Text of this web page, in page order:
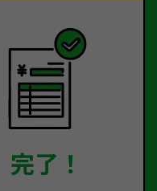
完了！